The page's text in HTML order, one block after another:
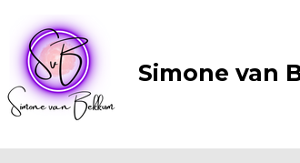
Simone van